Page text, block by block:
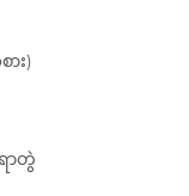
း)
ာတွဲ